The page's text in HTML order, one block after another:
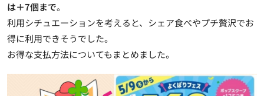
は＋7個まで。
利用シチュエーションを考えると、シェア食べやプチ贅沢でお
得に利用できそうでした。
お得な支払方法についてもまとめました。